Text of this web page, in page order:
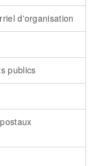
d'organisation
publics